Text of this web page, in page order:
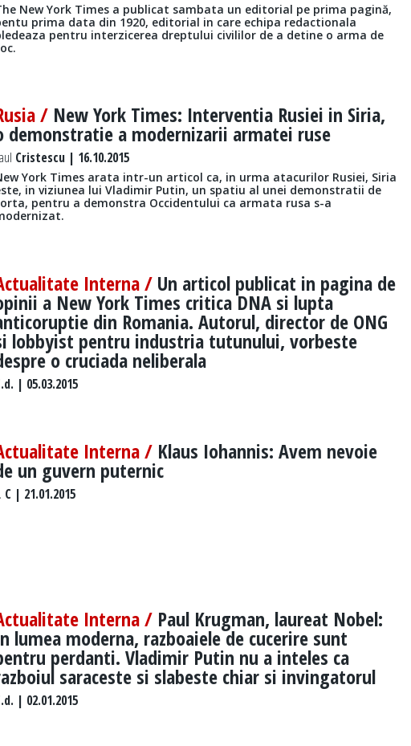
New York Times a publicat sambata un editorial pe prima pagină,
prima data din 1920, editorial in care echipa redactionala
pentru interzicerea dreptului civililor de a detine o arma de
/ New York Times: Interventia Rusiei in Siria,
demonstratie a modernizarii armatei ruse
Cristescu | 16.10.2015
York Times arata intr-un articol ca, in urma atacurilor Rusiei, Siria
in viziunea lui Vladimir Putin, un spatiu al unei demonstratii de
pentru a demonstra Occidentului ca armata rusa s-a
Interna / Un articol publicat in pagina de
a New York Times critica DNA si lupta
din Romania. Autorul, director de ONG
lobbyist pentru industria tutunului, vorbeste
o cruciada neliberala
| 05.03.2015
Interna / Klaus Iohannis: Avem nevoie
un guvern puternic
C | 21.01.2015
Interna / Paul Krugman, laureat Nobel:
lumea moderna, razboaiele de cucerire sunt
perdanti. Vladimir Putin nu a inteles ca
saraceste si slabeste chiar si invingatorul
| 02.01.2015